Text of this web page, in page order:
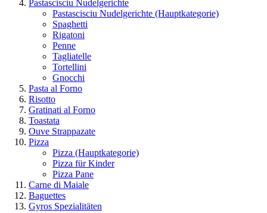
Pastascisciu Nudelgerichte
Pastascisciu Nudelgerichte (Hauptkategorie)
Spaghetti
Rigatoni
Penne
Tagliatelle
Tortellini
Gnocchi
Pasta al Forno
Risotto
Gratinati al Forno
Toastata
Ouve Strappazate
Pizza
Pizza (Hauptkategorie)
Pizza für Kinder
Pizza Pane
Carne di Maiale
Baguettes
Gyros Spezialitäten